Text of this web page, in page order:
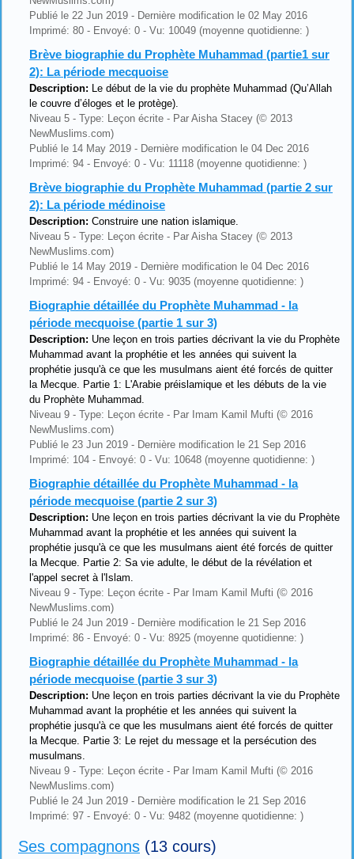
Publié le 22 Jun 2019 - Dernière modification le 02 May 2016
Imprimé: 80 - Envoyé: 0 - Vu: 10049 (moyenne quotidienne: )
Brève biographie du Prophète Muhammad (partie1 sur
2): La période mecquoise
Description: Le début de la vie du prophète Muhammad (Qu’Allah
le couvre d’éloges et le protège).
Niveau 5 - Type: Leçon écrite - Par Aisha Stacey (© 2013
NewMuslims.com)
Publié le 14 May 2019 - Dernière modification le 04 Dec 2016
Imprimé: 94 - Envoyé: 0 - Vu: 11118 (moyenne quotidienne: )
Brève biographie du Prophète Muhammad (partie 2 sur
2): La période médinoise
Description: Construire une nation islamique.
Niveau 5 - Type: Leçon écrite - Par Aisha Stacey (© 2013
NewMuslims.com)
Publié le 14 May 2019 - Dernière modification le 04 Dec 2016
Imprimé: 94 - Envoyé: 0 - Vu: 9035 (moyenne quotidienne: )
Biographie détaillée du Prophète Muhammad - la
période mecquoise (partie 1 sur 3)
Description: Une leçon en trois parties décrivant la vie du Prophète
Muhammad avant la prophétie et les années qui suivent la
prophétie jusqu'à ce que les musulmans aient été forcés de quitter
la Mecque. Partie 1: L'Arabie préislamique et les débuts de la vie
du Prophète Muhammad.
Niveau 9 - Type: Leçon écrite - Par Imam Kamil Mufti (© 2016
NewMuslims.com)
Publié le 23 Jun 2019 - Dernière modification le 21 Sep 2016
Imprimé: 104 - Envoyé: 0 - Vu: 10648 (moyenne quotidienne: )
Biographie détaillée du Prophète Muhammad - la
période mecquoise (partie 2 sur 3)
Description: Une leçon en trois parties décrivant la vie du Prophète
Muhammad avant la prophétie et les années qui suivent la
prophétie jusqu'à ce que les musulmans aient été forcés de quitter
la Mecque. Partie 2: Sa vie adulte, le début de la révélation et
l'appel secret à l'Islam.
Niveau 9 - Type: Leçon écrite - Par Imam Kamil Mufti (© 2016
NewMuslims.com)
Publié le 24 Jun 2019 - Dernière modification le 21 Sep 2016
Imprimé: 86 - Envoyé: 0 - Vu: 8925 (moyenne quotidienne: )
Biographie détaillée du Prophète Muhammad - la
période mecquoise (partie 3 sur 3)
Description: Une leçon en trois parties décrivant la vie du Prophète
Muhammad avant la prophétie et les années qui suivent la
prophétie jusqu'à ce que les musulmans aient été forcés de quitter
la Mecque. Partie 3: Le rejet du message et la persécution des
musulmans.
Niveau 9 - Type: Leçon écrite - Par Imam Kamil Mufti (© 2016
NewMuslims.com)
Publié le 24 Jun 2019 - Dernière modification le 21 Sep 2016
Imprimé: 97 - Envoyé: 0 - Vu: 9482 (moyenne quotidienne: )
Ses compagnons (13 cours)